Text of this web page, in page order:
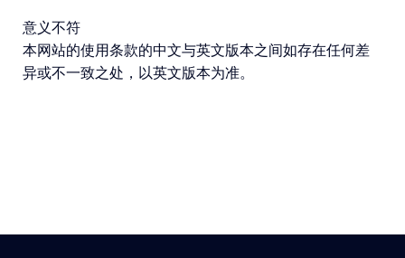
意义不符
本网站的使用条款的中文与英文版本之间如存在任何差
异或不一致之处，以英文版本为准。